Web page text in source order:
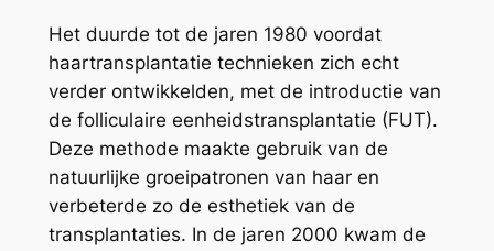
Het duurde tot de jaren 1980 voordat
haartransplantatie technieken zich echt
verder ontwikkelden, met de introductie van
de folliculaire eenheidstransplantatie (FUT).
Deze methode maakte gebruik van de
natuurlijke groeipatronen van haar en
verbeterde zo de esthetiek van de
transplantaties. In de jaren 2000 kwam de